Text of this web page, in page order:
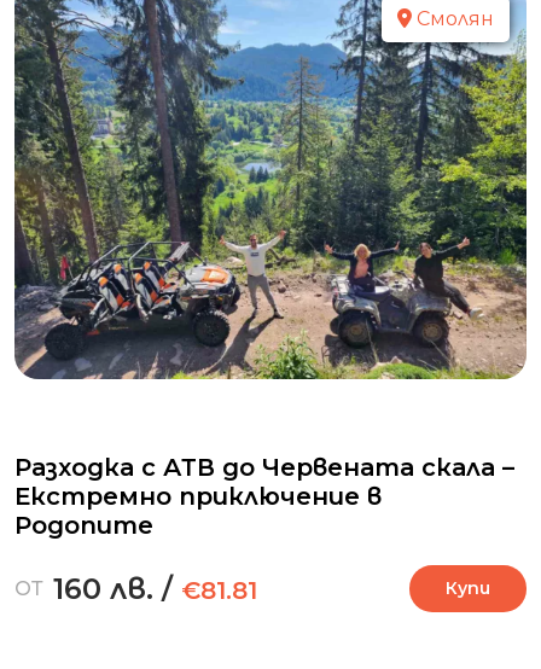
Смолян
Разходка с АТВ до Червената скала –
Екстремно приключение в
Родопите
ОТ 160 лв. / €81.81 Купи